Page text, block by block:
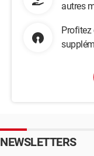
autres
Profitez
NEWSLETTERS